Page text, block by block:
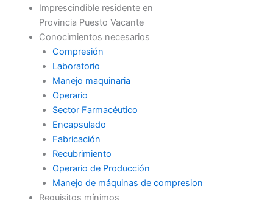
Imprescindible residente en
Provincia Puesto Vacante
Conocimientos necesarios
Compresión
Laboratorio
Manejo maquinaria
Operario
Sector Farmacéutico
Encapsulado
Fabricación
Recubrimiento
Operario de Producción
Manejo de máquinas de compresion
Requisitos mínimos